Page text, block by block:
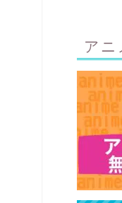
アニ